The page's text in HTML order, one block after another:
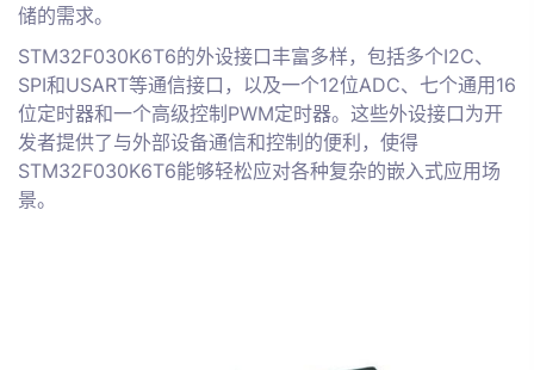
储的需求。
STM32F030K6T6的外设接口丰富多样，包括多个I2C、
SPI和USART等通信接口，以及一个12位ADC、七个通用16
位定时器和一个高级控制PWM定时器。这些外设接口为开
发者提供了与外部设备通信和控制的便利，使得
STM32F030K6T6能够轻松应对各种复杂的嵌入式应用场
景。